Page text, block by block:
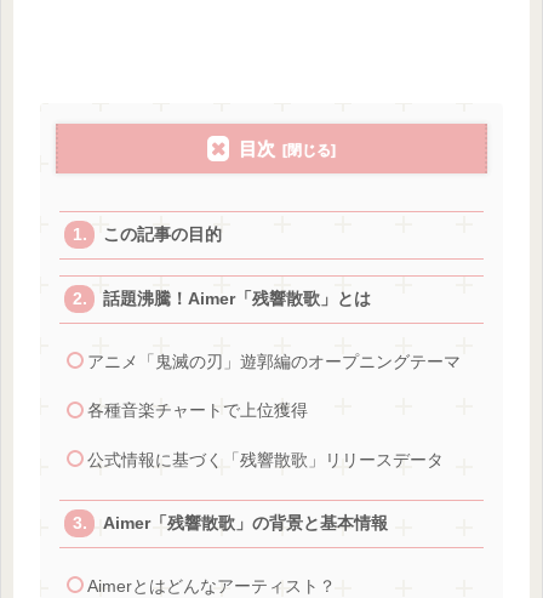
目次
この記事の目的
話題沸騰！Aimer「残響散歌」とは
アニメ「鬼滅の刃」遊郭編のオープニングテーマ
各種音楽チャートで上位獲得
公式情報に基づく「残響散歌」リリースデータ
Aimer「残響散歌」の背景と基本情報
Aimerとはどんなアーティスト？